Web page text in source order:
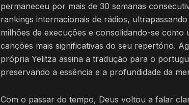
permaneceu por mais de 30 semanas
rankings internacionais de rádios, ultrapassando
milhões de execuções e consolidando-se como
canções mais significativas do seu repertório.
própria Yelitza assina a tradução para o
preservando a essência e a profundidade da
Com o passar do tempo, Deus voltou a falar